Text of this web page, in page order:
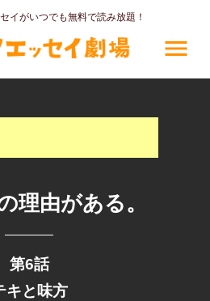
イがいつでも無料で読み放題！
menu
理由がある。
第6話
キと味方